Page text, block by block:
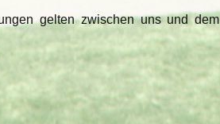
gelten zwischen uns und dem